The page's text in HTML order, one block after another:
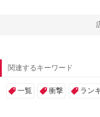
関連するキーワード
一覧 衝撃 ラン